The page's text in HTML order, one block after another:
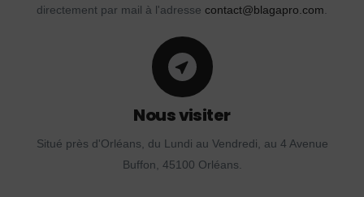
directement par mail à l'adresse contact@blagapro.com.
Nous visiter
Situé près d'Orléans, du Lundi au Vendredi, au 4 Avenue
Buffon, 45100 Orléans.